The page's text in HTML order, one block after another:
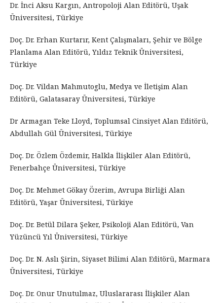
Dr. İnci Aksu Kargın, Antropoloji Alan Editörü, Uşak
Üniversitesi, Türkiye
Doç. Dr. Erhan Kurtarır, Kent Çalışmaları, Şehir ve Bölge
Planlama Alan Editörü, Yıldız Teknik Üniversitesi,
Türkiye
Doç. Dr. Vildan Mahmutoglu, Medya ve İletişim Alan
Editörü, Galatasaray Üniversitesi, Türkiye
Dr Armagan Teke Lloyd, Toplumsal Cinsiyet Alan Editörü,
Abdullah Gül Üniversitesi, Türkiye
Doç. Dr. Özlem Özdemir, Halkla İlişkiler Alan Editörü,
Fenerbahçe Üniversitesi, Türkiye
Doç. Dr. Mehmet Gökay Özerim, Avrupa Birliği Alan
Editörü, Yaşar Üniversitesi, Türkiye
Doç. Dr. Betül Dilara Şeker, Psikoloji Alan Editörü, Van
Yüzüncü Yıl Üniversitesi, Türkiye
Doç. Dr. N. Aslı Şirin, Siyaset Bilimi Alan Editörü, Marmara
Üniversitesi, Türkiye
Doç. Dr. Onur Unutulmaz, Uluslararası İlişkiler Alan